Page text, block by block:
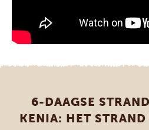
6-DAAGSE
KENIA: HET